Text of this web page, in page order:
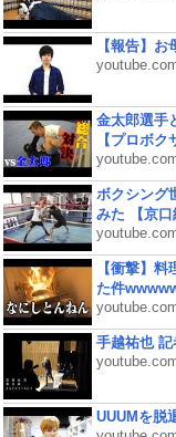
【報告】お
金太郎選手
【プロボ
ボクシング
みた 【京
【衝撃】
た件
手越祐也
UUUMを脱